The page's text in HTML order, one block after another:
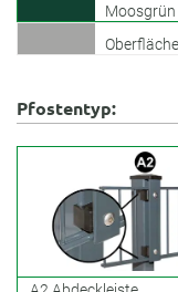
Moosgrün
Pfostentyp: